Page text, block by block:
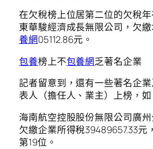
在欠稅榜上位居第二位的欠稅
東華駿經濟成長無限公司，欠繳
養網05112.86元。
包養榜上不包養網乏著名企業
記者留意到，還有一些著名企
表人（擔任人、業主）上榜，如
海南航空控股股份無限公司廣
欠繳企業所得稅39489657.33元
第19位。